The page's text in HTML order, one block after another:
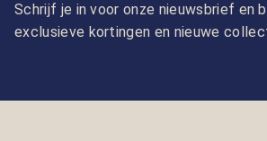
Schrijf je in voor onze nieuwsbrief en
exclusieve kortingen en nieuwe